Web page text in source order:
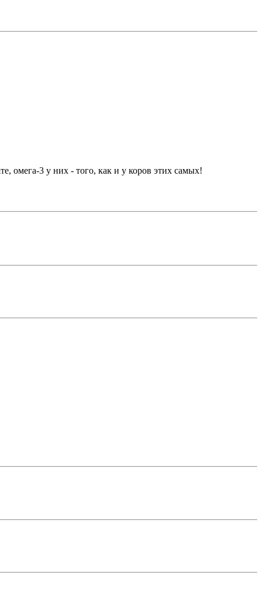
омега-3 у них - того, как и у коров этих самых!